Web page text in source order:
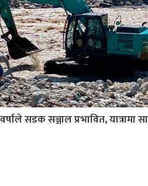
वर्षाले सडक सञ्जाल प्रभावित, यात्रामा